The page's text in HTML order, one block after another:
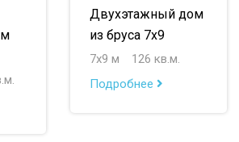
Двухэтажный дом
из бруса 7х9
7х9 м
126 кв.м.
Подробнее